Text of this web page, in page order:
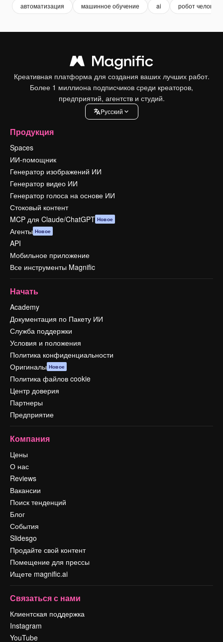
автоматизация машинное обучение ai робот человек
Креативная платформа для создания ваших лучших работ.
Более 1 миллиона подписчиков среди креаторов,
предприятий, агентств и студий.
Pусский
Продукция
Spaces
ИИ-помощник
Генератор изображений ИИ
Генератор видео ИИ
Генератор голоса на основе ИИ
Стоковый контент
MCP для Claude/ChatGPT Новое
Агенты Новое
API
Мобильное приложение
Все инструменты Magnific
Начать
Academy
Документация по Пакету ИИ
Служба поддержки
Условия и положения
Политика конфиденциальности
Оригиналы Новое
Политика файлов cookie
Центр доверия
Партнеры
Предприятие
Компания
Цены
О нас
Reviews
Вакансии
Поиск тенденций
Блог
События
Slidesgo
Продайте свой контент
Помещение для прессы
Ищете magnific.ai
Связаться с нами
Клиентская поддержка
Instagram
YouTube